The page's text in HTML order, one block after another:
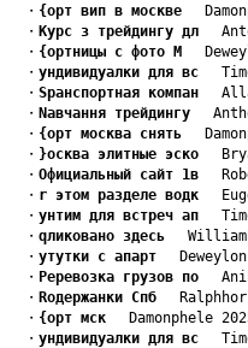
・ {орт вип в москве
・ Kурс з трейдингу дл
・ {ортницы с фото М
・ yндивидуалки для вс
・ Sранспортная компан
・ Nавчання трейдингу
・ {орт москва снять
・ }осква элитные эско
・ Oфициальный сайт 1в
・ r этом разделе водк
・ yнтим для встреч ап
・ qликовано здесь
・ yтутки с апарт
・ Pеревозка грузов по
・ Rодержанки Спб Ralphhor
・ {орт мск Damonphele
・ yндивидуалки для вс